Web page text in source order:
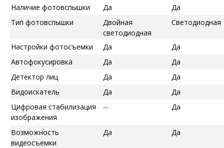
Наличие фотовспышки
Да
Да
Тип фотовспышки
Двойная
светодиодная
Светодиодная
Настройки фотосъемки Да
Да
Автофокусировка
Да
Да
Детектор лиц
Да
Да
Видоискатель
Да
Да
Цифровая стабилизация
изображения
-- Да
Возможность
видеосъемки
Да Да